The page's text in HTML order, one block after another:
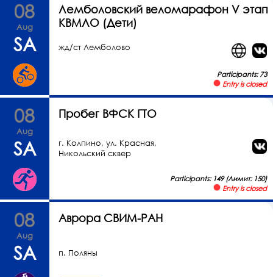
08
Aug
SA
Лемболовский веломарафон V этап
КВМЛО (Дети)
жд/ст Лемболово
Participants: 73
Entry is closed
08
Aug
SA
Пробег ВФСК ГТО
г. Колпино, ул. Красная,
Никольский сквер
Participants: 149 (Лимит: 150)
Entry is closed
08
Aug
SA
Аврора СВИМ-РАН
п. Поляны